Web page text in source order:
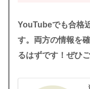
YouTubeでも合格
す。両方の情報を
るはずです！ぜひ